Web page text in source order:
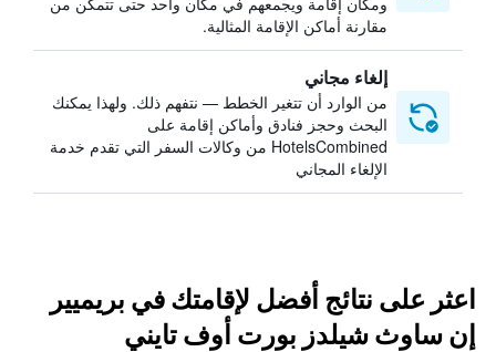
مقارنة أماكن الإقامة المثالية.
إلغاء مجاني
من الوارد أن تتغير الخطط — نتفهم ذلك. ولهذا يمكنك
البحث وحجز فنادق وأماكن إقامة على
HotelsCombined من وكالات السفر التي تقدم خدمة
الإلغاء المجاني
اعثر على نتائج أفضل لإقامتك في بريميير
إن ساوث شيلدز بورت أوف تايني